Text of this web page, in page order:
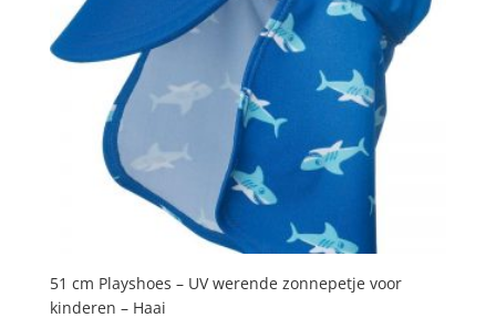
51 cm Playshoes – UV werende zonnepetje voor
kinderen – Haai